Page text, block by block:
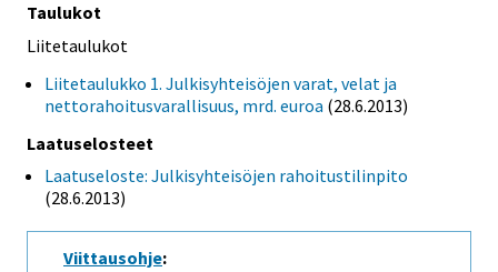
Taulukot
Liitetaulukot
Liitetaulukko 1. Julkisyhteisöjen varat, velat ja
nettorahoitusvarallisuus, mrd. euroa (28.6.2013)
Laatuselosteet
Laatuseloste: Julkisyhteisöjen rahoitustilinpito
(28.6.2013)
Viittausohje: